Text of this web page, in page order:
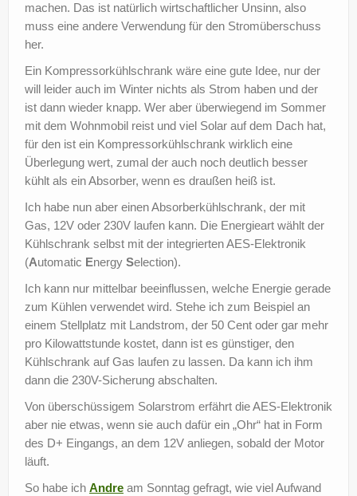
machen. Das ist natürlich wirtschaftlicher Unsinn, also
muss eine andere Verwendung für den Stromüberschuss
her.
Ein Kompressorkühlschrank wäre eine gute Idee, nur der
will leider auch im Winter nichts als Strom haben und der
ist dann wieder knapp. Wer aber überwiegend im Sommer
mit dem Wohnmobil reist und viel Solar auf dem Dach hat,
für den ist ein Kompressorkühlschrank wirklich eine
Überlegung wert, zumal der auch noch deutlich besser
kühlt als ein Absorber, wenn es draußen heiß ist.
Ich habe nun aber einen Absorberkühlschrank, der mit
Gas, 12V oder 230V laufen kann. Die Energieart wählt der
Kühlschrank selbst mit der integrierten AES-Elektronik
(Automatic Energy Selection).
Ich kann nur mittelbar beeinflussen, welche Energie gerade
zum Kühlen verwendet wird. Stehe ich zum Beispiel an
einem Stellplatz mit Landstrom, der 50 Cent oder gar mehr
pro Kilowattstunde kostet, dann ist es günstiger, den
Kühlschrank auf Gas laufen zu lassen. Da kann ich ihm
dann die 230V-Sicherung abschalten.
Von überschüssigem Solarstrom erfährt die AES-Elektronik
aber nie etwas, wenn sie auch dafür ein „Ohr“ hat in Form
des D+ Eingangs, an dem 12V anliegen, sobald der Motor
läuft.
So habe ich Andre am Sonntag gefragt, wie viel Aufwand